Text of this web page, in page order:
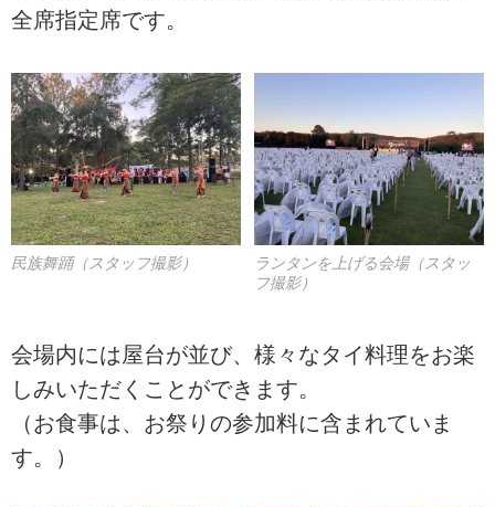
全席指定席です。
民族舞踊（スタッフ撮影）
ランタンを上げる会場（スタッ
フ撮影）
会場内には屋台が並び、様々なタイ料理をお楽
しみいただくことができます。
（お食事は、お祭りの参加料に含まれていま
す。）